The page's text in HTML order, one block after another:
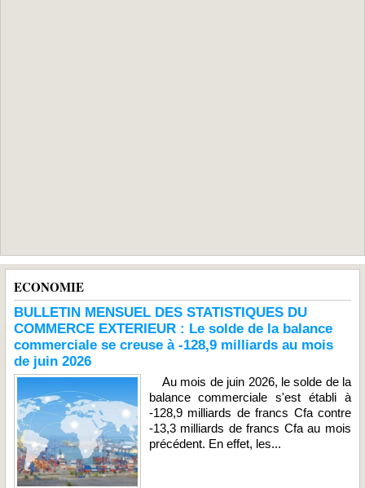
ECONOMIE
BULLETIN MENSUEL DES STATISTIQUES DU
COMMERCE EXTERIEUR : Le solde de la balance
commerciale se creuse à -128,9 milliards au mois
de juin 2026
Au mois de juin 2026, le solde de la
balance commerciale s'est établi à
-128,9 milliards de francs Cfa contre
-13,3 milliards de francs Cfa au mois
précédent. En effet, les...